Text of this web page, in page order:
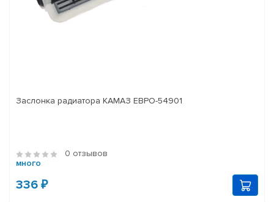
Заслонка радиатора КАМАЗ ЕВРО-54901
0 отзывов
много
336 ₽